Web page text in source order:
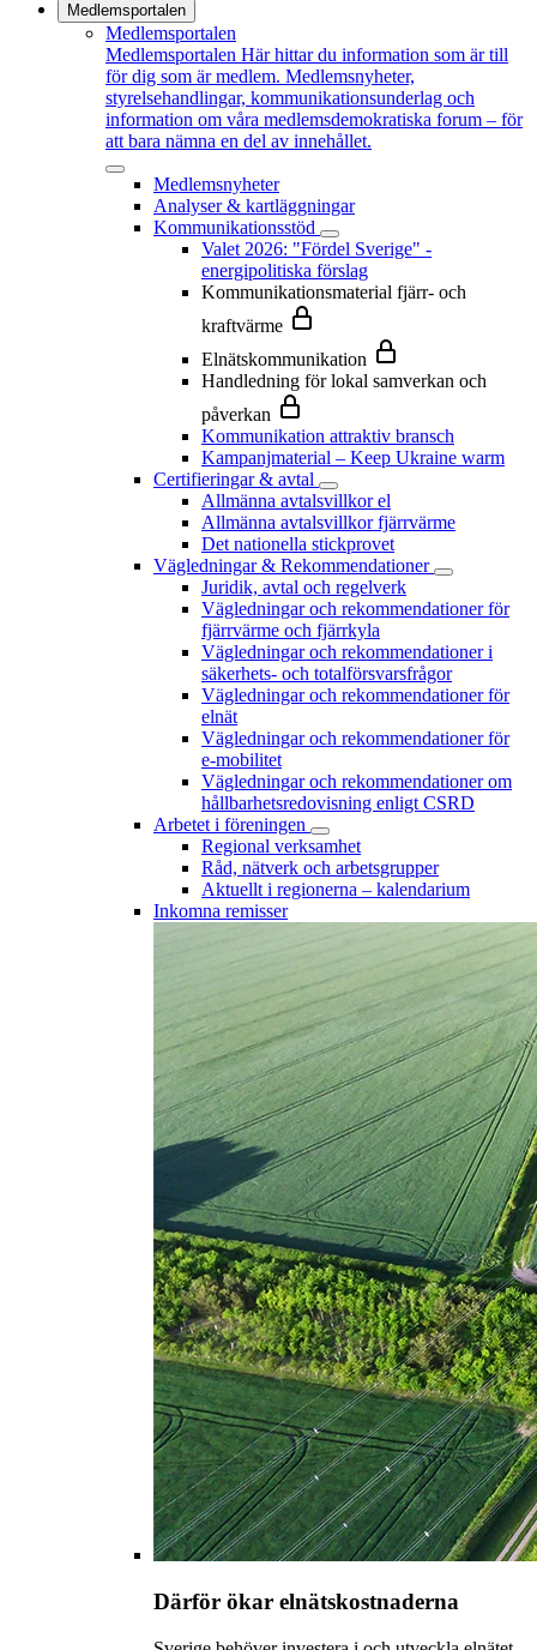
Medlemsportalen
Medlemsportalen
Medlemsportalen Här hittar du information som är till
för dig som är medlem. Medlemsnyheter,
styrelsehandlingar, kommunikationsunderlag och
information om våra medlemsdemokratiska forum – för
att bara nämna en del av innehållet.
Medlemsnyheter
Analyser & kartläggningar
Kommunikationsstöd
Valet 2026: "Fördel Sverige" -
energipolitiska förslag
Kommunikationsmaterial fjärr- och
kraftvärme
Elnätskommunikation
Handledning för lokal samverkan och
påverkan
Kommunikation attraktiv bransch
Kampanjmaterial – Keep Ukraine warm
Certifieringar & avtal
Allmänna avtalsvillkor el
Allmänna avtalsvillkor fjärrvärme
Det nationella stickprovet
Vägledningar & Rekommendationer
Juridik, avtal och regelverk
Vägledningar och rekommendationer för
fjärrvärme och fjärrkyla
Vägledningar och rekommendationer i
säkerhets- och totalförsvarsfrågor
Vägledningar och rekommendationer för
elnät
Vägledningar och rekommendationer för
e-mobilitet
Vägledningar och rekommendationer om
hållbarhetsredovisning enligt CSRD
Arbetet i föreningen
Regional verksamhet
Råd, nätverk och arbetsgrupper
Aktuellt i regionerna – kalendarium
Inkomna remisser
Därför ökar elnätskostnaderna